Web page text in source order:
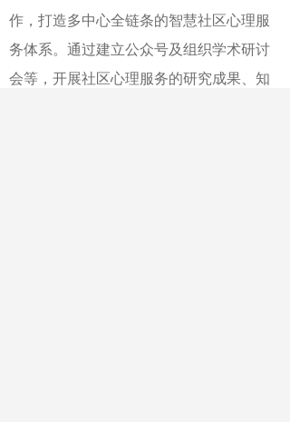
作，打造多中心全链条的智慧社区心理服
务体系。通过建立公众号及组织学术研讨
会等，开展社区心理服务的研究成果、知